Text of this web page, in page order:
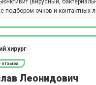
подбором очков и контактных
хирург
отзыва
Леонидович